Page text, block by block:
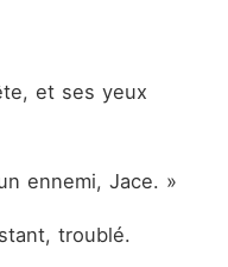
et ses yeux
ennemi, Jace. »
troublé.